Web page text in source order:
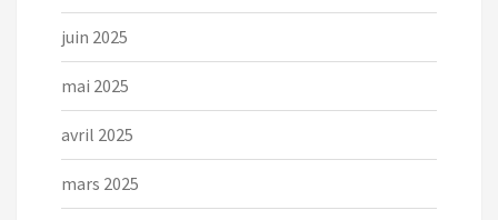
juin 2025
mai 2025
avril 2025
mars 2025